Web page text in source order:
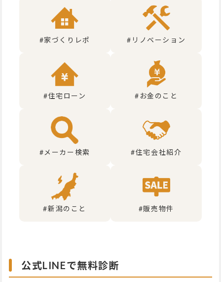
公式LINEで無料診断
#家づくりレポ #リノベーション
#住宅ローン #お金のこと
#メーカー検索 #住宅会社紹介
#新潟のこと #販売物件